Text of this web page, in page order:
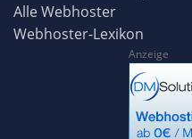
Alle Webhoster
Webhoster-Lexikon
Anzeige